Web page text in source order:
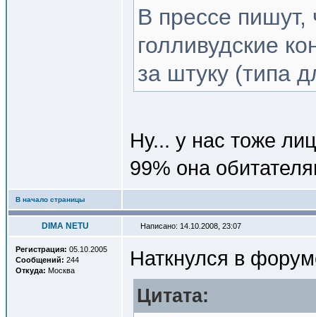
В прессе пишут,
голливудские
за штуку (типа
Ну... у нас тоже
99% она
В начало страницы
DIMA NETU Написано: 14.10.2008, 23:07
Регистрация: 05.10.2005
Сообщений: 244
Откуда: Москва
Наткнулся в
Цитата: